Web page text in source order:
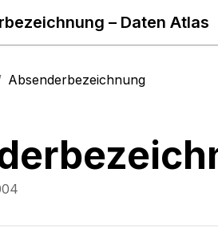
– Daten Atlas
Absenderbezeichnung